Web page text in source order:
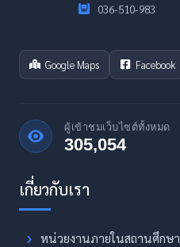
036-510-983
Google Maps Facebook
ผู้เข้าชมเว็บไซต์ทั้งหมด
305,054
หน่วยงานภายในสถานศึกษา